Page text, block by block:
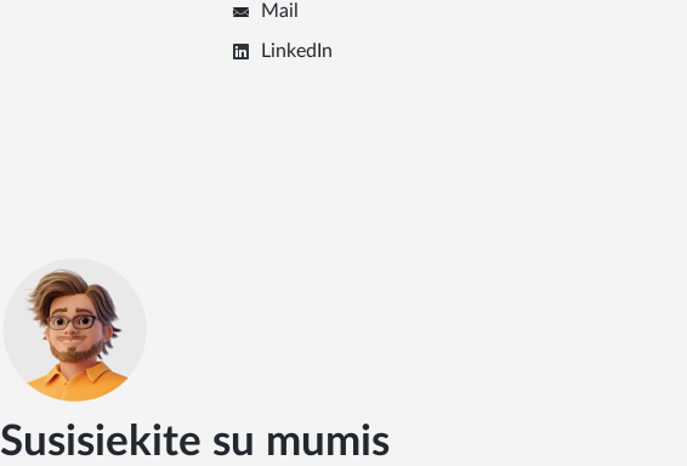
Mail
LinkedIn
Susisiekite su mumis